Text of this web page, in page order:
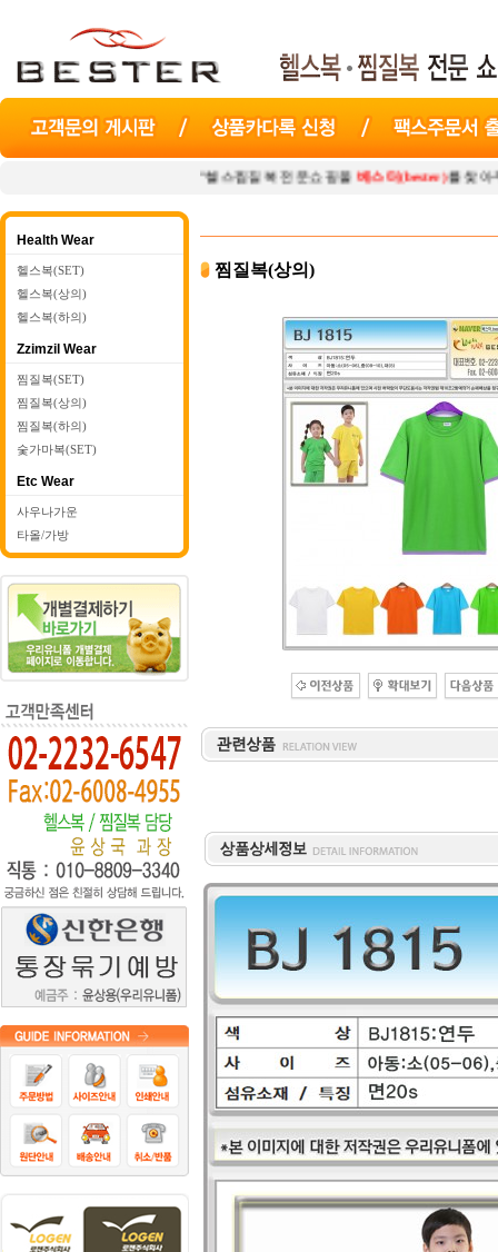
"헬스찜질복 전문쇼핑몰베스터(bester)를 찾아주셔서 감사
Health Wear
헬스복(SET)
헬스복(상의)
헬스복(하의)
Zzimzil Wear
찜질복(SET)
찜질복(상의)
찜질복(하의)
숯가마복(SET)
Etc Wear
사우나가운
타올/가방
찜질복(상의)